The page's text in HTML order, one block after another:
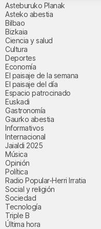
Asteburuko Planak
Asteko abestia
Bilbao
Bizkaia
Ciencia y salud
Cultura
Deportes
Economía
El paisaje de la semana
El paisaje del día
Espacio patrocinado
Euskadi
Gastronomía
Gaurko abestia
Informativos
Internacional
Jaialdi 2025
Música
Opinión
Política
Radio Popular-Herri Irratia
Social y religión
Sociedad
Tecnología
Triple B
Última hora